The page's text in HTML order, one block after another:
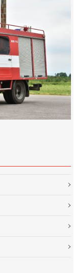
7. 2026|Hore ↑